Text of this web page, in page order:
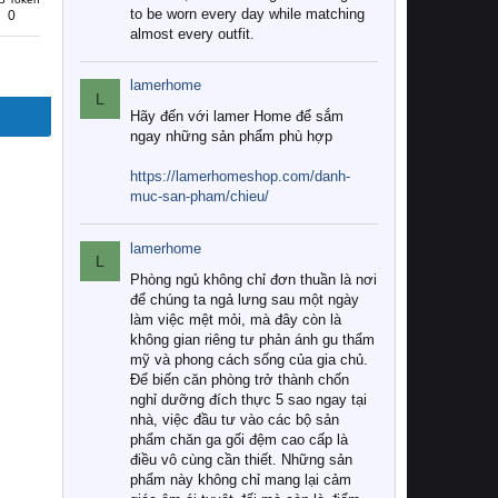
0
to be worn every day while matching
almost every outfit.
L
lamerhome
Hãy đến với lamer Home để sắm
ngay những sản phẩm phù hợp
https://lamerhomeshop.com/danh-
muc-san-pham/chieu/
L
lamerhome
Phòng ngủ không chỉ đơn thuần là nơi
để chúng ta ngả lưng sau một ngày
làm việc mệt mỏi, mà đây còn là
không gian riêng tư phản ánh gu thẩm
mỹ và phong cách sống của gia chủ.
Để biến căn phòng trở thành chốn
nghỉ dưỡng đích thực 5 sao ngay tại
nhà, việc đầu tư vào các bộ sản
phẩm chăn ga gối đệm cao cấp là
điều vô cùng cần thiết. Những sản
phẩm này không chỉ mang lại cảm